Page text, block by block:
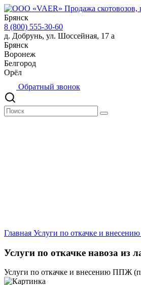
Брянск
8 (800) 555-30-60
д. Добрунь, ул. Шоссейная, 17 а
Брянск
Воронеж
Белгород
Орёл
Обратный звонок
Главная Услуги по откачке и
Услуги по откачке навоза из
Услуги по откачке и внесению ППЖ